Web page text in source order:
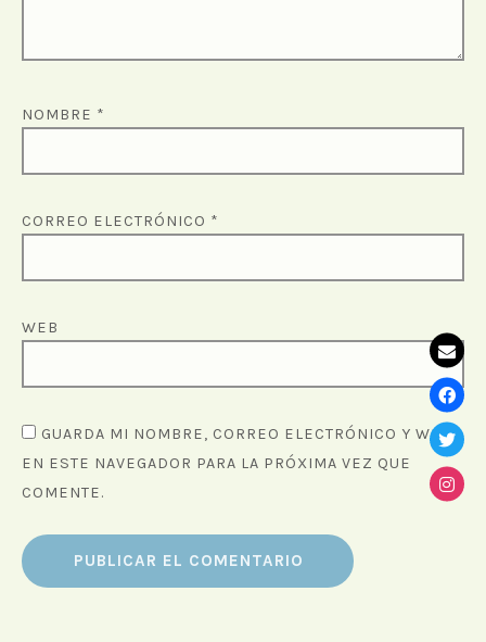
NOMBRE *
CORREO ELECTRÓNICO *
WEB
GUARDA MI NOMBRE, CORREO ELECTRÓNICO Y WEB
EN ESTE NAVEGADOR PARA LA PRÓXIMA VEZ QUE
COMENTE.